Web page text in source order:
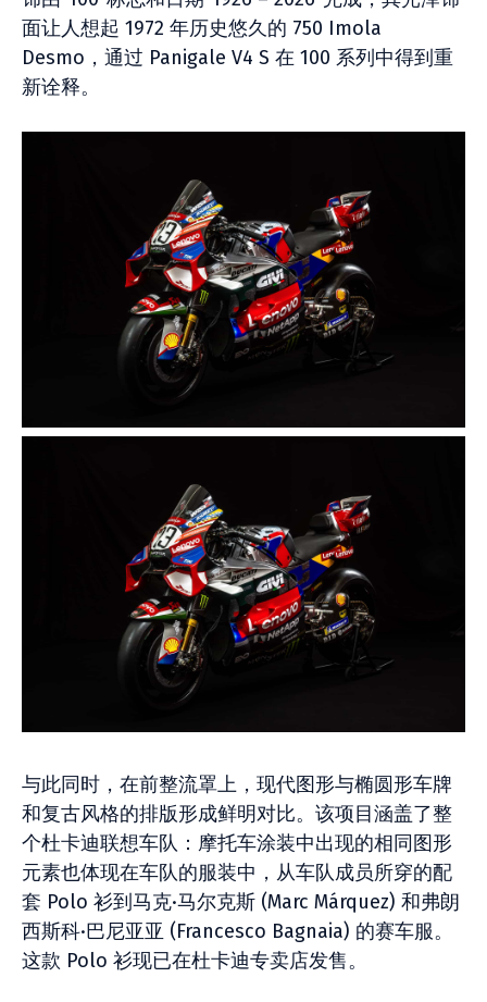
面让人想起 1972 年历史悠久的 750 Imola
Desmo，通过 Panigale V4 S 在 100 系列中得到重
新诠释。
与此同时，在前整流罩上，现代图形与椭圆形车牌
和复古风格的排版形成鲜明对比。该项目涵盖了整
个杜卡迪联想车队：摩托车涂装中出现的相同图形
元素也体现在车队的服装中，从车队成员所穿的配
套 Polo 衫到马克·马尔克斯 (Marc Márquez) 和弗朗
西斯科·巴尼亚亚 (Francesco Bagnaia) 的赛车服。
这款 Polo 衫现已在杜卡迪专卖店发售。